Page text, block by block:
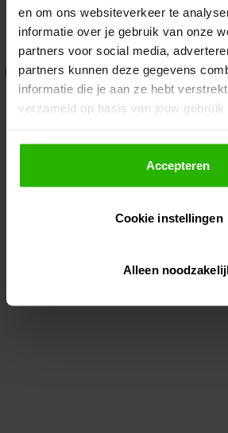
en om ons websiteverkeer te
informatie over je gebruik van onze
partners voor social media,
partners kunnen deze gegevens
informatie die je aan ze hebt
verzameld op basis van jouw gebruik
Als je op "Accepteer" klikt, dan geef
toestemming om cookies voor social
gepersonaliseerde advertenties te
Lees hier meer over in ons
Via "Cookie instellingen" kun je ook
Accepteren
Cookie instellingen
Alleen
Application error: a client-side
loadingwww.voordeeluitjes.nl (see the
information).